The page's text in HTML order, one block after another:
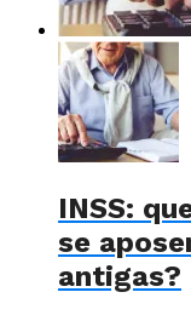
INSS:
se
antigas?